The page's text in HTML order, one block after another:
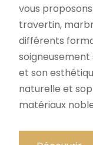
vous
travertin,
différents
et son
naturelle et
matériaux